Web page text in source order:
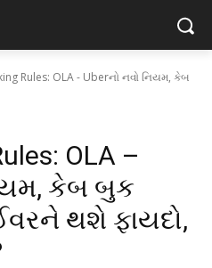
Rules: OLA - Uberનો નવો નિયમ, કેબ
OLA –
કેબ બુક
થશે ફાયદો,